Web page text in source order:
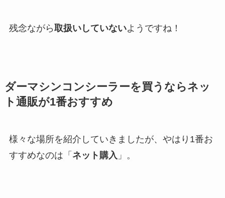
残念ながら取扱いしていないようですね！
ダーマシンコンシーラーを買うならネッ
ト通販が1番おすすめ
様々な場所を紹介していきましたが、やはり1番お
すすめなのは「 ネット購入 」。